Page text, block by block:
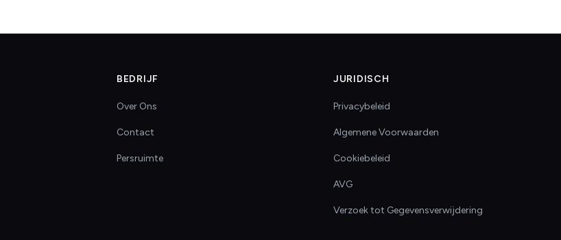
BEDRIJF
Over Ons
Contact
Persruimte
JURIDISCH
Privacybeleid
Algemene Voorwaarden
Cookiebeleid
AVG
Verzoek tot Gegevensverwijdering